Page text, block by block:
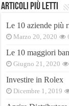
Articoli Più Letti
Le 10 aziende più
Marzo 20, 2020
Le 10 maggiori
Giugno 21, 2020
Investire in Rolex
Dicembre 1, 2019